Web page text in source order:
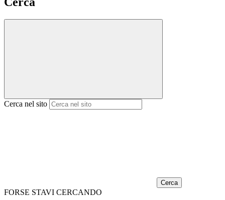
Cerca nel sito
Cerca
FORSE STAVI CERCANDO